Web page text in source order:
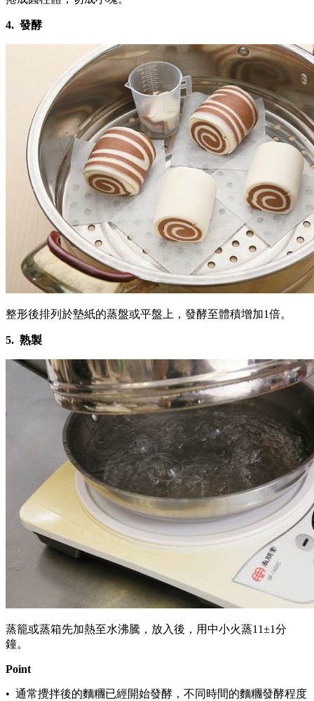
4. 發酵
整形後排列於墊紙的蒸盤或平盤上，發酵至體積增加1倍。
5. 熟製
蒸籠或蒸箱先加熱至水沸騰，放入後，用中小火蒸11±1分
鐘。
Point
• 通常攪拌後的麵糰已經開始發酵，不同時間的麵糰發酵程度